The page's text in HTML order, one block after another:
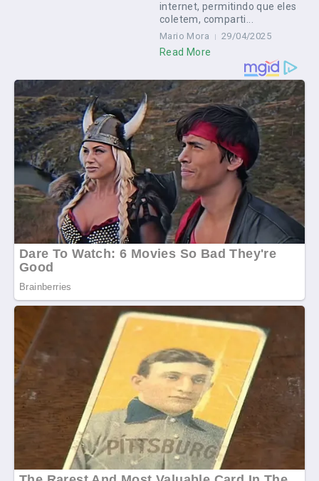
internet, permitindo que eles
coletem, comparti...
Mario Mora 29/04/2025
Read More